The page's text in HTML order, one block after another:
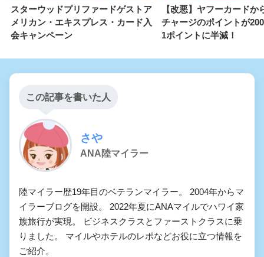
スターウッドプリファードゲストア
メリカン・エキスプレス・カード入
会キャンペーン
【改悪】ヤフーカードか
チャージのポイントが
1ポイントに半減！
この記事を書いた人
さや
ANA陸マイラー
陸マイラー歴19年目のベテランマイラー。 2004年からマ
イラーブログを開設。 2022年夏にANAマイルでハワイ家
族旅行が実現。 ビジネスクラスとファーストクラスに乗
りました。 マイルやホテルのレポなどお役に立つ情報を
ご紹介。